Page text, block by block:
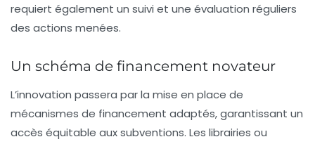
requiert également un suivi et une évaluation réguliers
des actions menées.
Un schéma de financement novateur
L’innovation passera par la mise en place de
mécanismes de financement adaptés, garantissant un
accès équitable aux subventions. Les librairies ou